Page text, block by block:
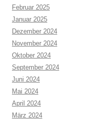
Februar 2025
Januar 2025
Dezember 2024
November 2024
Oktober 2024
September 2024
Juni 2024
Mai 2024
April 2024
März 2024